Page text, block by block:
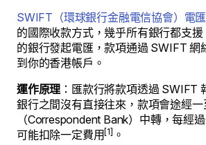
SWIFT（環球銀行金融電信協會）電匯
的國際收款方式，幾乎所有銀行都支
的銀行發起電匯，款項通過 SWIFT 網
到你的香港帳戶。
運作原理 ：匯款行將款項透過 SWIFT
銀行之間沒有直接往來，款項會途經
（Correspondent Bank）中轉，每經
可能扣除一定費用[1] 。